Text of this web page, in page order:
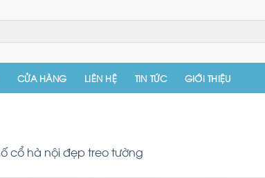
CỬA HÀNG LIÊN HỆ TIN TỨC GIỚI THIỆU
cổ hà nội đẹp treo tường